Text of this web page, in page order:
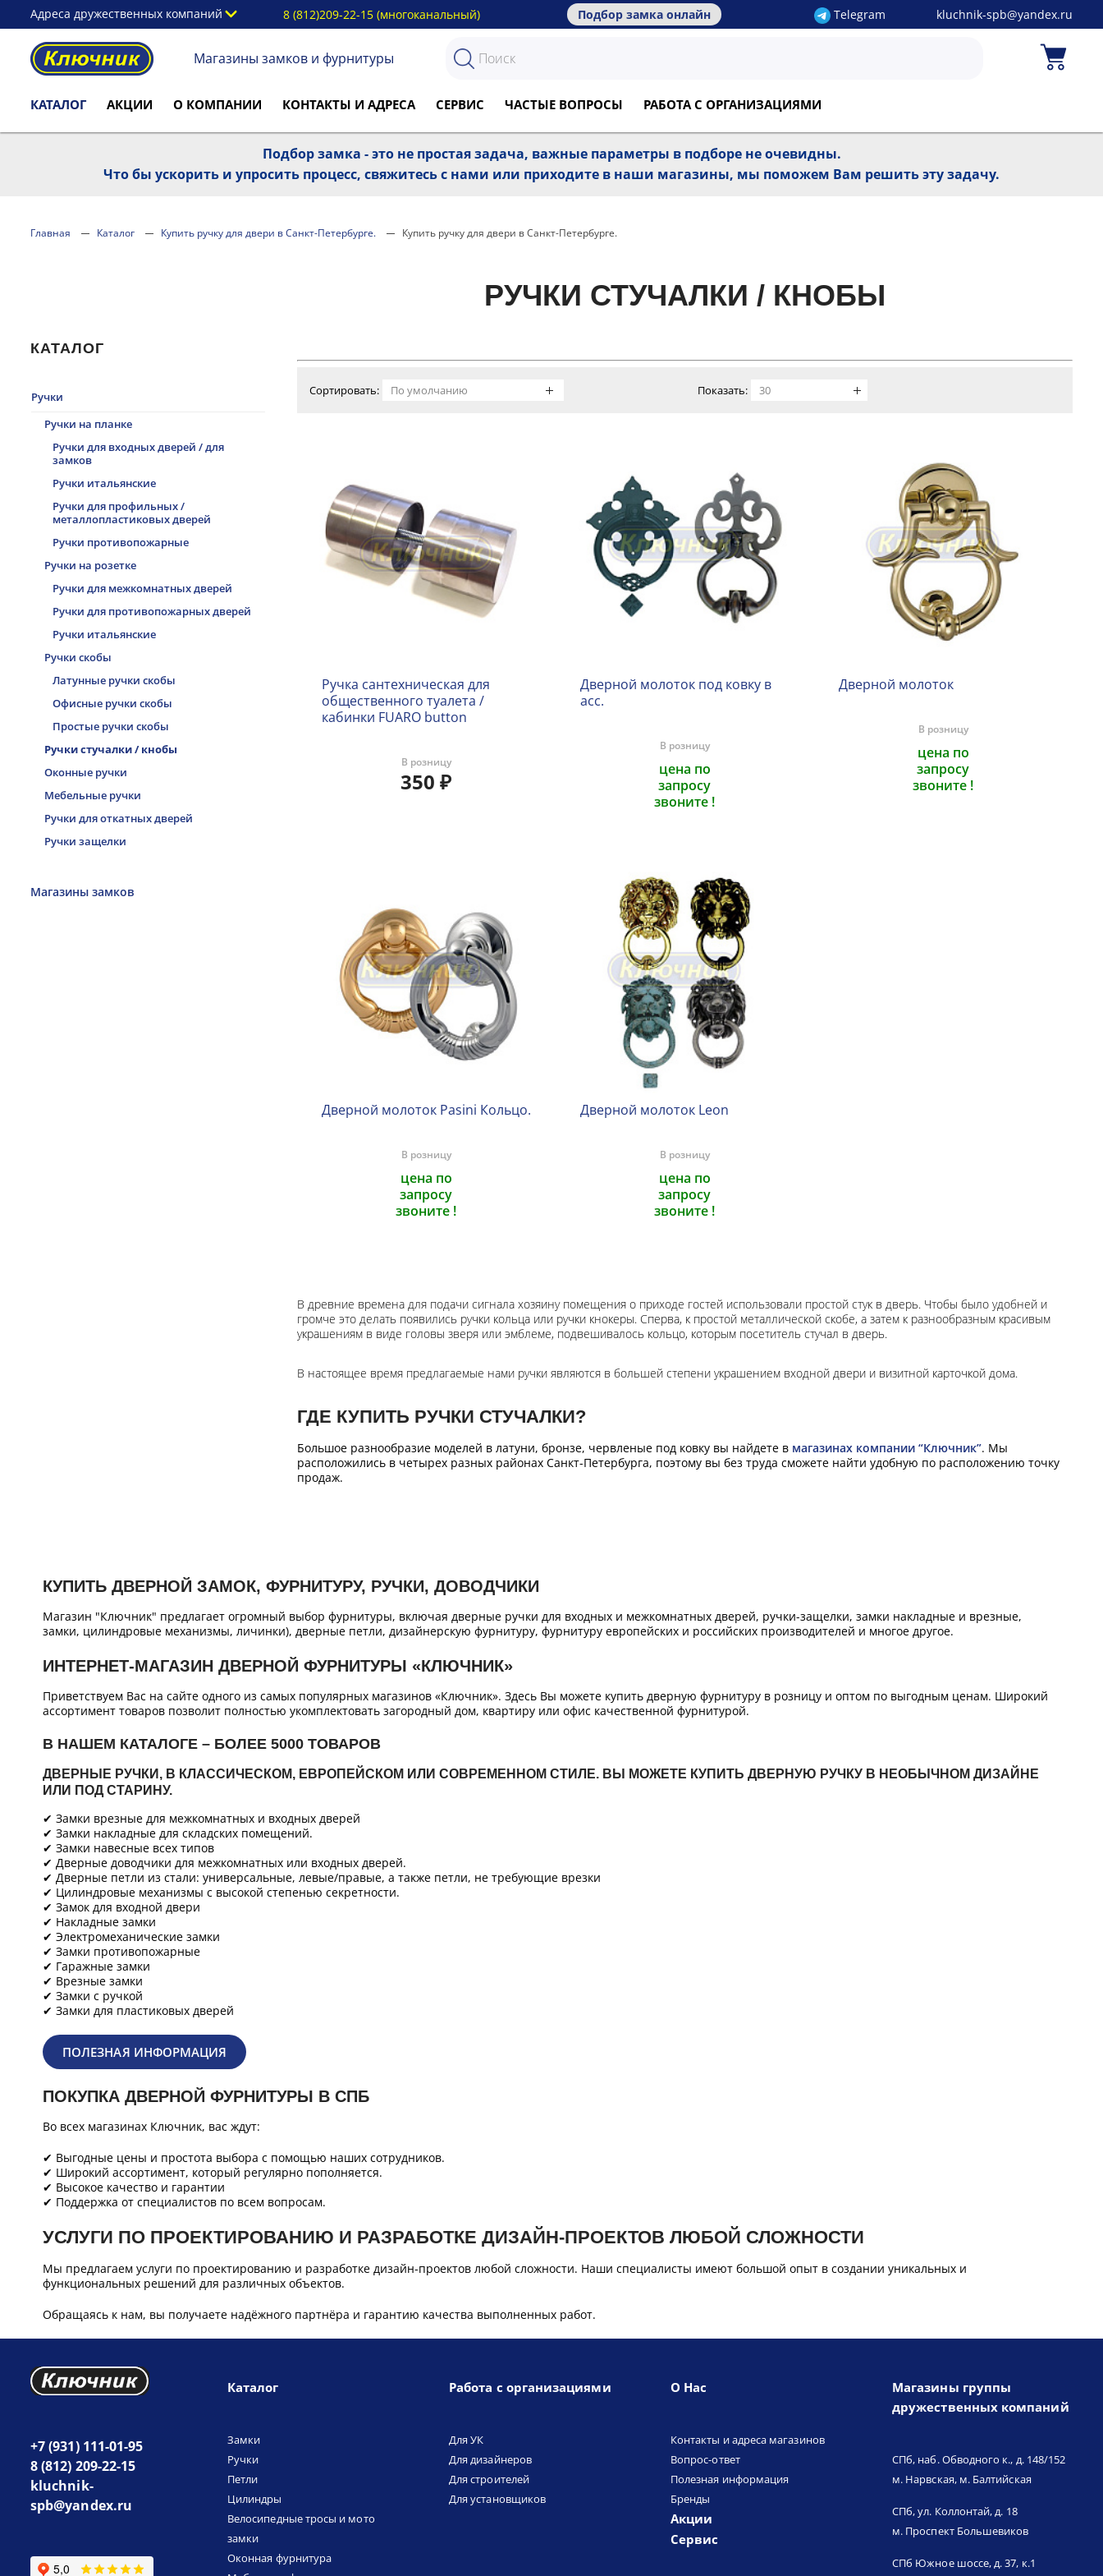
Адреса дружественных компаний 8 (812)209-22-15 (многоканальный) Подбор замка онлайн Telegram kluchnik-spb@yandex.ru
Магазины замков и фурнитуры
КАТАЛОГ АКЦИИ О КОМПАНИИ КОНТАКТЫ И АДРЕСА СЕРВИС ЧАСТЫЕ ВОПРОСЫ РАБОТА С ОРГАНИЗАЦИЯМИ
Подбор замка - это не простая задача, важные параметры в подборе не очевидны.
Что бы ускорить и упросить процесс, свяжитесь с нами или приходите в наши магазины, мы поможем Вам решить эту задачу.
Главная Каталог Купить ручку для двери в Санкт-Петербурге. Купить ручку для двери в Санкт-Петербурге.
РУЧКИ СТУЧАЛКИ / КНОБЫ
КАТАЛОГ
Ручки
Ручки на планке
Ручки для входных дверей / для
замков
Ручки итальянские
Ручки для профильных /
металлопластиковых дверей
Ручки противопожарные
Ручки на розетке
Ручки для межкомнатных дверей
Ручки для противопожарных дверей
Ручки итальянские
Ручки скобы
Латунные ручки скобы
Офисные ручки скобы
Простые ручки скобы
Ручки стучалки / кнобы
Оконные ручки
Мебельные ручки
Ручки для откатных дверей
Ручки защелки
Магазины замков
Сортировать: Показать:
Ручка сантехническая для
общественного туалета /
кабинки FUARO button
В розницу
350 ₽
Дверной молоток под ковку в
асс.
В розницу
цена по
запросу
звоните !
Дверной молоток
В розницу
цена по
запросу
звоните !
Дверной молоток Pasini Кольцо.
В розницу
цена по
запросу
звоните !
Дверной молоток Leon
В розницу
цена по
запросу
звоните !
В древние времена для подачи сигнала хозяину помещения о приходе гостей использовали простой стук в дверь. Чтобы было удобней и
громче это делать появились ручки кольца или ручки кнокеры. Сперва, к простой металлической скобе, а затем к разнообразным красивым
украшениям в виде головы зверя или эмблеме, подвешивалось кольцо, которым посетитель стучал в дверь.
В настоящее время предлагаемые нами ручки являются в большей степени украшением входной двери и визитной карточкой дома.
ГДЕ КУПИТЬ РУЧКИ СТУЧАЛКИ?
Большое разнообразие моделей в латуни, бронзе, червленые под ковку вы найдете в магазинах компании “Ключник”. Мы
расположились в четырех разных районах Санкт-Петербурга, поэтому вы без труда сможете найти удобную по расположению точку
продаж.
КУПИТЬ ДВЕРНОЙ ЗАМОК, ФУРНИТУРУ, РУЧКИ, ДОВОДЧИКИ
Магазин "Ключник" предлагает огромный выбор фурнитуры, включая дверные ручки для входных и межкомнатных дверей, ручки-защелки, замки накладные и врезные,
замки, цилиндровые механизмы, личинки), дверные петли, дизайнерскую фурнитуру, фурнитуру европейских и российских производителей и многое другое.
ИНТЕРНЕТ-МАГАЗИН ДВЕРНОЙ ФУРНИТУРЫ «КЛЮЧНИК»
Приветствуем Вас на сайте одного из самых популярных магазинов «Ключник». Здесь Вы можете купить дверную фурнитуру в розницу и оптом по выгодным ценам. Широкий
ассортимент товаров позволит полностью укомплектовать загородный дом, квартиру или офис качественной фурнитурой.
В НАШЕМ КАТАЛОГЕ – БОЛЕЕ 5000 ТОВАРОВ
ДВЕРНЫЕ РУЧКИ, В КЛАССИЧЕСКОМ, ЕВРОПЕЙСКОМ ИЛИ СОВРЕМЕННОМ СТИЛЕ. ВЫ МОЖЕТЕ КУПИТЬ ДВЕРНУЮ РУЧКУ В НЕОБЫЧНОМ ДИЗАЙНЕ
ИЛИ ПОД СТАРИНУ.
✔ Замки врезные для межкомнатных и входных дверей
✔ Замки накладные для складских помещений.
✔ Замки навесные всех типов
✔ Дверные доводчики для межкомнатных или входных дверей.
✔ Дверные петли из стали: универсальные, левые/правые, а также петли, не требующие врезки
✔ Цилиндровые механизмы с высокой степенью секретности.
✔ Замок для входной двери
✔ Накладные замки
✔ Электромеханические замки
✔ Замки противопожарные
✔ Гаражные замки
✔ Врезные замки
✔ Замки с ручкой
✔ Замки для пластиковых дверей
ПОЛЕЗНАЯ ИНФОРМАЦИЯ
ПОКУПКА ДВЕРНОЙ ФУРНИТУРЫ В СПБ
Во всех магазинах Ключник, вас ждут:
✔ Выгодные цены и простота выбора с помощью наших сотрудников.
✔ Широкий ассортимент, который регулярно пополняется.
✔ Высокое качество и гарантии
✔ Поддержка от специалистов по всем вопросам.
УСЛУГИ ПО ПРОЕКТИРОВАНИЮ И РАЗРАБОТКЕ ДИЗАЙН-ПРОЕКТОВ ЛЮБОЙ СЛОЖНОСТИ
Мы предлагаем услуги по проектированию и разработке дизайн-проектов любой сложности. Наши специалисты имеют большой опыт в создании уникальных и
функциональных решений для различных объектов.
Обращаясь к нам, вы получаете надёжного партнёра и гарантию качества выполненных работ.
+7 (931) 111-01-95
8 (812) 209-22-15
kluchnik-
spb@yandex.ru
Каталог
Замки
Ручки
Петли
Цилиндры
Велосипедные тросы и мото
замки
Оконная фурнитура
Работа с организациями
Для УК
Для дизайнеров
Для строителей
Для установщиков
О Нас
Контакты и адреса магазинов
Вопрос-ответ
Полезная информация
Бренды
Акции
Сервис
Магазины группы
дружественных компаний
СПб, наб. Обводного к., д. 148/152
м. Нарвская, м. Балтийская
СПб, ул. Коллонтай, д. 18
м. Проспект Большевиков
СПб Южное шоссе, д. 37, к.1